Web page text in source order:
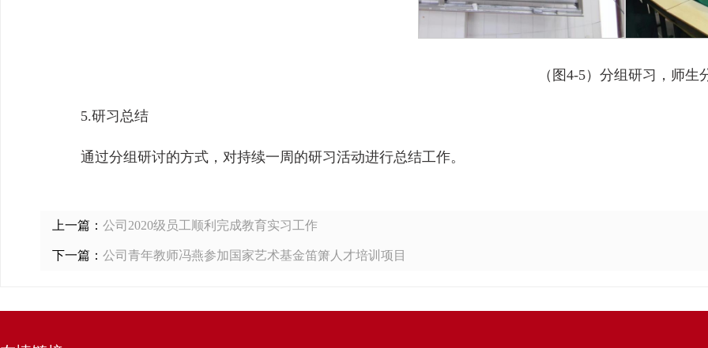
（图4-5）分组研习，师生
5.研习总结
通过分组研讨的方式，对持续一周的研习活动进行总结工作。
上一篇： 公司2020级员工顺利完成教育实习工作
下一篇： 公司青年教师冯燕参加国家艺术基金笛箫人才培训项目